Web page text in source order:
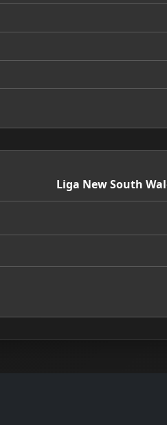
Liga New South